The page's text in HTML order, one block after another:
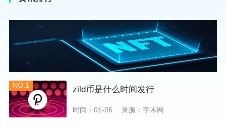
NO.1 zild币是什么时间发行
时间：01-06 来源：宇禾网